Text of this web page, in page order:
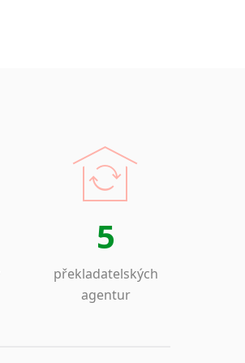
5
překladatelských
agentur